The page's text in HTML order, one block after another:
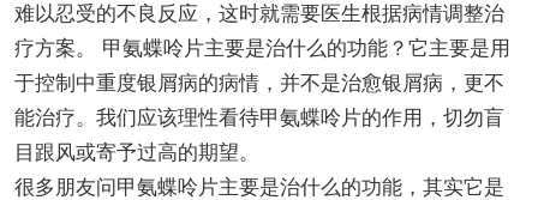
难以忍受的不良反应，这时就需要医生根据病情调整治
疗方案。 甲氨蝶呤片主要是治什么的功能？它主要是用
于控制中重度银屑病的病情，并不是治愈银屑病，更不
能治疗。我们应该理性看待甲氨蝶呤片的作用，切勿盲
目跟风或寄予过高的期望。
很多朋友问甲氨蝶呤片主要是治什么的功能，其实它是